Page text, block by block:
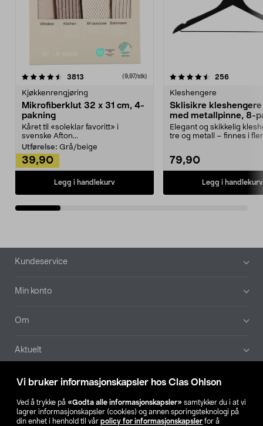
Vi bruker informasjonskapsler hos Clas Ohlson
Ved å trykke på «Godta alle informasjonskapsler» samtykker du i at vi
lagrer informasjonskapsler (cookies) og annen sporingsteknologi på
din enhet i henhold til vår policy for informasjonskapsler for å
3813 anmeldelser(9,97/stk)
Kjøkkenrengjøring
Mikrofiberklut 32 x 31 cm, 4-
pakning
Kåret til «soleklar favoritt» i
svenske Afton...
Utførelse: Grå/beige
39,90
Legg i handlekurv
4.5av 5 stjerner 256
Kleshengere
Sklisikre
med metallpinne, 8-
Elegant og skikkelig
tre og metall – finnes i
79,90
Legg i handlekurv
4.5av 5 stjerner
Bunntekst
Kundeservice
Min konto
Om
Aktuelt
Våre selskaper
Finn din butikk